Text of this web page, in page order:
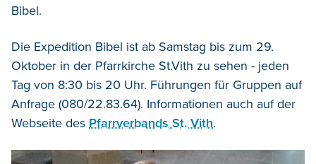
Bibel.
Die Expedition Bibel ist ab Samstag bis zum 29.
Oktober in der Pfarrkirche St.Vith zu sehen - jeden
Tag von 8:30 bis 20 Uhr. Führungen für Gruppen auf
Anfrage (080/22.83.64). Informationen auch auf der
Webseite des Pfarrverbands St. Vith.